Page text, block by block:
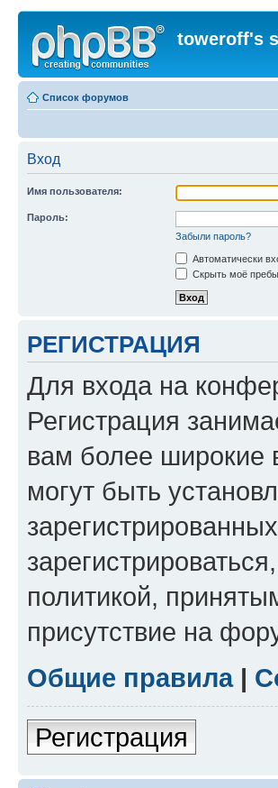
toweroff's
Список форумов
Вход
Имя пользователя:
Пароль:
Забыли пароль?
Автоматически
Скрыть моё
РЕГИСТРАЦИЯ
Для входа на
Регистрация
вам более широкие
могут быть
политикой,
присутствие на
Общие правила|
Регистрация